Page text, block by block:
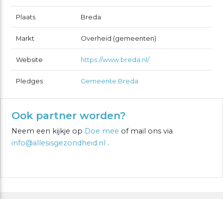
Plaats Breda
Markt Overheid (gemeenten)
Website https://www.breda.nl/
Pledges Gemeente Breda
Ook partner worden?
Neem een kijkje op Doe mee of mail ons via
info@allesisgezondheid.nl .